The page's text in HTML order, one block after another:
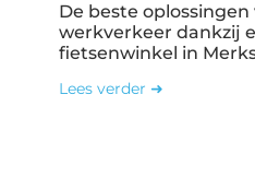
De beste
werkverkeer dankzij
fietsenwinkel in
Lees verder ➜